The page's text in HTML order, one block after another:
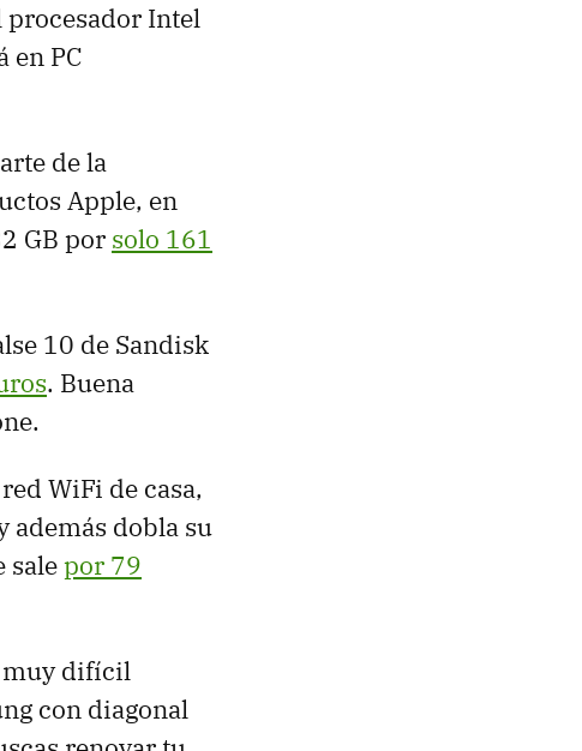
procesador Intel
en PC
de la
Apple, en
GB por solo 161
10 de Sandisk
. Buena
WiFi de casa,
además dobla su
salepor 79
muy difícil
con diagonal